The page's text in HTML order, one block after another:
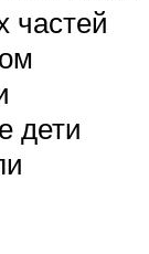
частей
дети